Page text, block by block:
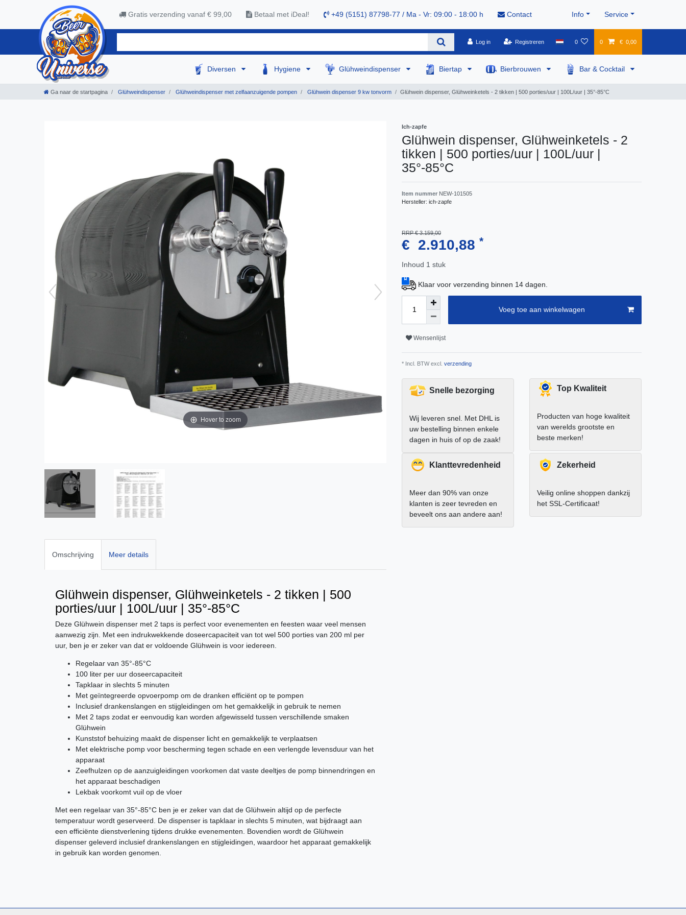
Gratis verzending vanaf € 99,00 Betaal met iDeal! +49 (5151) 87798-77 / Ma - Vr: 09:00 - 18:00 h Contact Info Service
Log in Registreren 0 0 € 0,00
Diversen Hygiene Glühweindispenser Biertap Bierbrouwen Bar & Cocktail
Ga naar de startpagina Glühweindispenser Glühweindispenser met zelfaanzuigende pompen Glühwein dispenser 9 kw tonvorm Glühwein dispenser, Glühweinketels - 2 tikken | 500 porties/uur | 100L/uur | 35°-85°C
Hover to zoom
Omschrijving Meer details
Glühwein dispenser, Glühweinketels - 2 tikken | 500
porties/uur | 100L/uur | 35°-85°C
Deze Glühwein dispenser met 2 taps is perfect voor evenementen en feesten waar veel mensen
aanwezig zijn. Met een indrukwekkende doseercapaciteit van tot wel 500 porties van 200 ml per
uur, ben je er zeker van dat er voldoende Glühwein is voor iedereen.
Regelaar van 35°-85°C
100 liter per uur doseercapaciteit
Tapklaar in slechts 5 minuten
Met geïntegreerde opvoerpomp om de dranken efficiënt op te pompen
Inclusief drankenslangen en stijgleidingen om het gemakkelijk in gebruik te nemen
Met 2 taps zodat er eenvoudig kan worden afgewisseld tussen verschillende smaken
Glühwein
Kunststof behuizing maakt de dispenser licht en gemakkelijk te verplaatsen
Met elektrische pomp voor bescherming tegen schade en een verlengde levensduur van het
apparaat
Zeefhulzen op de aanzuigleidingen voorkomen dat vaste deeltjes de pomp binnendringen en
het apparaat beschadigen
Lekbak voorkomt vuil op de vloer
Met een regelaar van 35°-85°C ben je er zeker van dat de Glühwein altijd op de perfecte
temperatuur wordt geserveerd. De dispenser is tapklaar in slechts 5 minuten, wat bijdraagt aan
een efficiënte dienstverlening tijdens drukke evenementen. Bovendien wordt de Glühwein
dispenser geleverd inclusief drankenslangen en stijgleidingen, waardoor het apparaat gemakkelijk
in gebruik kan worden genomen.
Ich-zapfe
Glühwein dispenser, Glühweinketels - 2
tikken | 500 porties/uur | 100L/uur |
35°-85°C
Item nummer NEW-101505
Hersteller: ich-zapfe
RRP € 3.159,00
€ 2.910,88 *
Inhoud 1 stuk
Klaar voor verzending binnen 14 dagen.
Voeg toe aan winkelwagen
Wensenlijst
* Incl. BTW excl. verzending
Snelle bezorging
Wij leveren snel. Met DHL is
uw bestelling binnen enkele
dagen in huis of op de zaak!
Top Kwaliteit
Producten van hoge kwaliteit
van werelds grootste en
beste merken!
Klanttevredenheid
Meer dan 90% van onze
klanten is zeer tevreden en
beveelt ons aan andere aan!
Zekerheid
Veilig online shoppen dankzij
het SSL-Certificaat!